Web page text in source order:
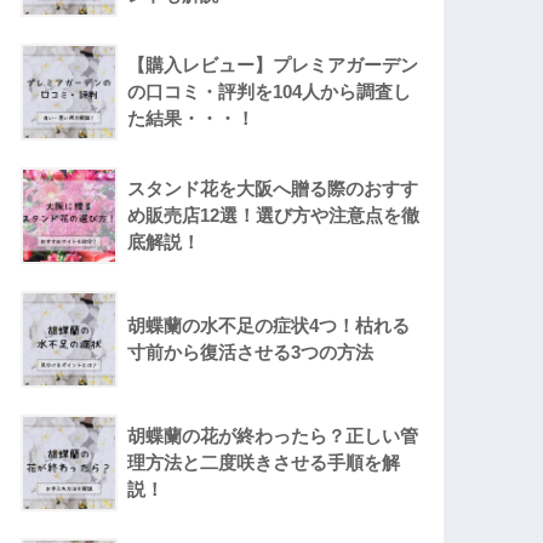
【購入レビュー】プレミアガーデン
の口コミ・評判を104人から調査し
た結果・・・！
スタンド花を大阪へ贈る際のおすす
め販売店12選！選び方や注意点を徹
底解説！
胡蝶蘭の水不足の症状4つ！枯れる
寸前から復活させる3つの方法
胡蝶蘭の花が終わったら？正しい管
理方法と二度咲きさせる手順を解
説！